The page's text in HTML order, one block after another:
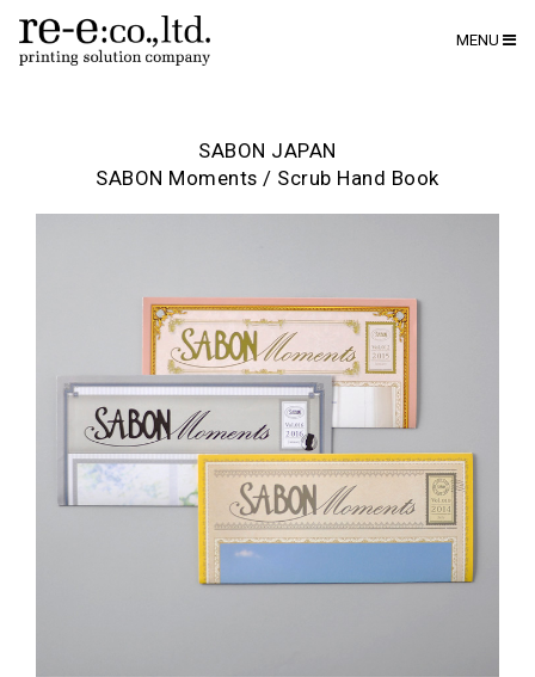
MENU
SABON JAPAN
SABON Moments / Scrub Hand Book